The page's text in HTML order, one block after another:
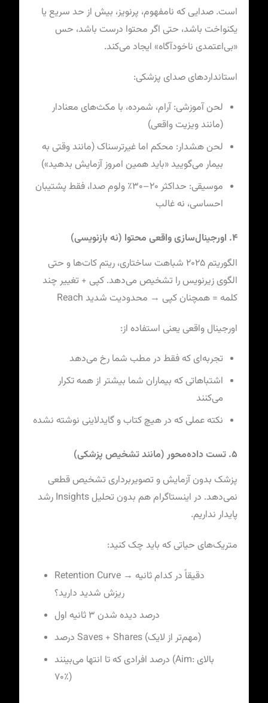
است. صدایی که نامفهوم، پرنویز، بیش از حد سریع یا
یکنواخت باشد، حتی اگر محتوا درست باشد، حس
«بی‌اعتمدی ناخودآگاه» ایجاد می‌کند.
استانداردهای صدای پزشکی:
لحن آموزشی: آرام، شمرده، با مکث‌های معنادار
(مانند ویزیت واقعی)
لحن هشدار: محکم اما غیرترسناک (مانند وقتی به
بیمار می‌گویید «باید همین امروز آزمایش بدهید»)
موسیقی: حداکثر ۲۰–۳۰٪ ولوم صدا، فقط پشتیبان
احساسی، نه غالب
۴. اورجینال‌سازی واقعی محتوا (نه بازنویسی)
الگوریتم ۲۰۲۵ شباهت ساختاری، ریتم کات‌ها و حتی
الگوی زیرنویس را تشخیص می‌دهد. کپی + تغییر چند
کلمه = همچنان کپی → محدودیت شدید Reach
اورجینال واقعی یعنی استفاده از:
تجربه‌ای که فقط در مطب شما رخ می‌دهد
اشتباهاتی که بیماران شما بیشتر از همه تکرار
می‌کنند
نکته عملی که در هیچ کتاب و گایدلاینی نوشته نشده
۵. تست داده‌محور (مانند تشخیص پزشکی)
پزشک بدون آزمایش و تصویربرداری تشخیص قطعی
نمی‌دهد. در اینستاگرام هم بدون تحلیل Insights رشد
پایدار نداریم.
متریک‌های حیاتی که باید چک کنید:
Retention Curve → دقیقاً در کدام ثانیه
ریزش شدید دارید؟
درصد دیده شدن ۳ ثانیه اول
درصد Saves + Shares (مهم‌تر از لایک)
درصد افرادی که تا انتها می‌بینند (Aim: بالای
۷۰٪)